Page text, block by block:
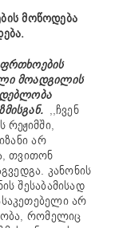
მოწოდება
მოადგილის
,,ჩვენ
რეჟიმში,
არ
თვითონ
კანონის
შესაბამისად
არ
რომელიც